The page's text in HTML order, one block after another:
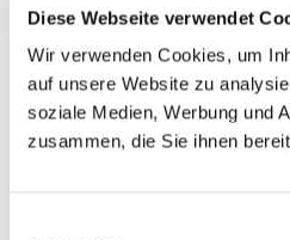
Diese Webseite verwendet
Wir verwenden Cookies, um
auf unsere Website zu
soziale Medien, Werbung und
zusammen, die Sie ihnen